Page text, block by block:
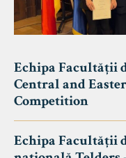
Echipa Facultății
Central and
Competition
Echipa Facultății